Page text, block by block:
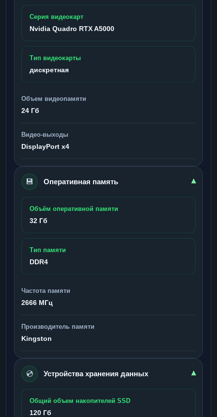
Серия видеокарт
Nvidia Quadro RTX A5000
Тип видеокарты
дискретная
Объем видеопамяти
24 Гб
Видео-выходы
DisplayPort x4
💾 Оперативная память ▾
Объём оперативной памяти
32 Гб
Тип памяти
DDR4
Частота памяти
2666 МГц
Производитель памяти
Kingston
💿 Устройства хранения данных ▾
Общий объем накопителей SSD
120 Гб